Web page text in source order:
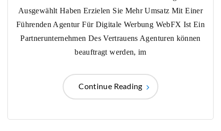
Ausgewählt Haben Erzielen Sie Mehr Umsatz Mit Einer
Führenden Agentur Für Digitale Werbung WebFX Ist Ein
Partnerunternehmen Des Vertrauens Agenturen können
beauftragt werden, im
Continue Reading